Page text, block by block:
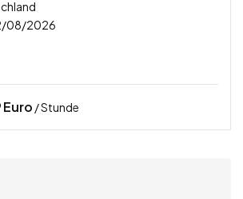
08/2026
Euro / Stunde